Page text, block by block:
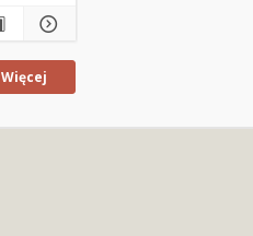
Więcej